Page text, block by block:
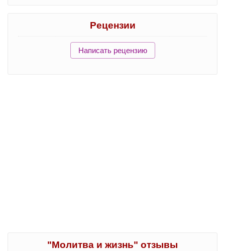
Рецензии
Написать рецензию
"Молитва и жизнь" отзывы